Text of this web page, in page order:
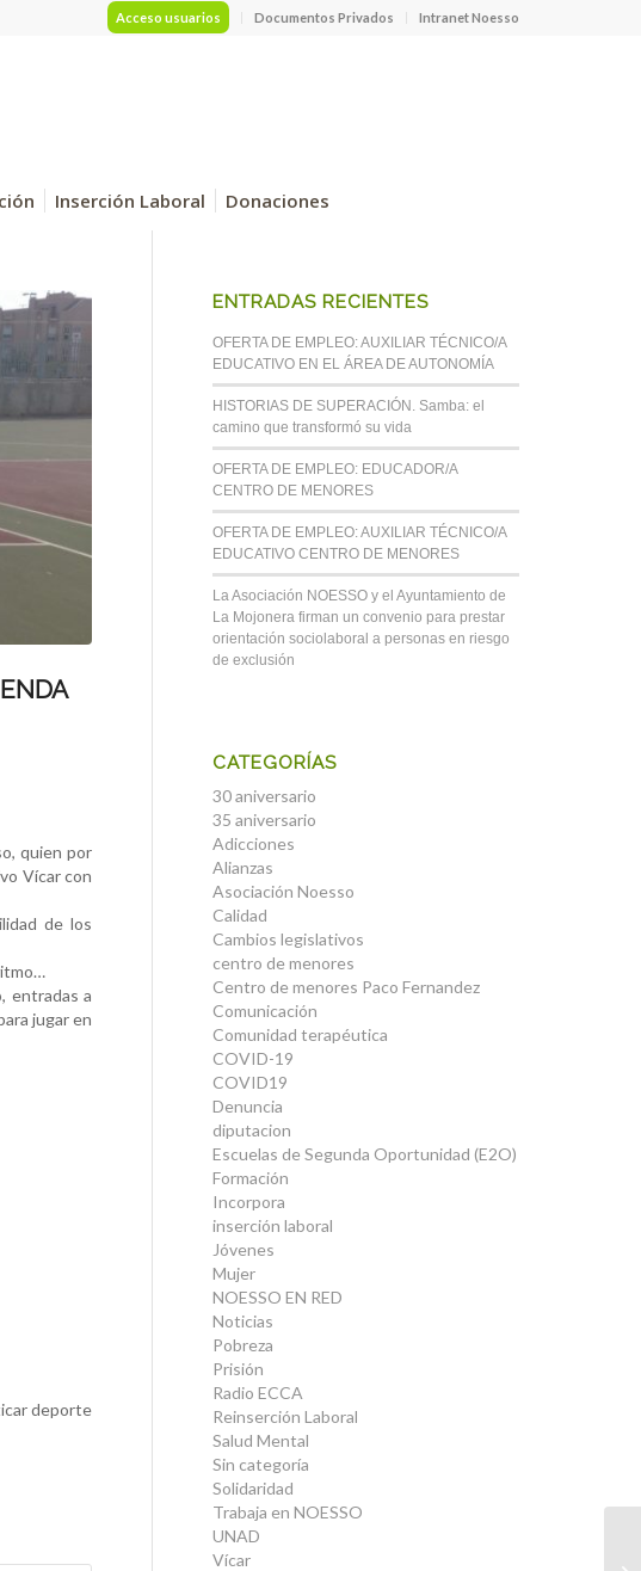
Acceso usuarios Documentos Privados Intranet Noesso
Inserción Laboral Donaciones
quien por
Vícar con
de los
entradas a
jugar en
deporte
ENTRADAS RECIENTES
OFERTA DE EMPLEO: AUXILIAR TÉCNICO/A
EDUCATIVO EN EL ÁREA DE AUTONOMÍA
HISTORIAS DE SUPERACIÓN. Samba: el
camino que transformó su vida
OFERTA DE EMPLEO: EDUCADOR/A
CENTRO DE MENORES
OFERTA DE EMPLEO: AUXILIAR TÉCNICO/A
EDUCATIVO CENTRO DE MENORES
La Asociación NOESSO y el Ayuntamiento de
La Mojonera firman un convenio para prestar
orientación sociolaboral a personas en riesgo
de exclusión
CATEGORÍAS
30 aniversario
35 aniversario
Adicciones
Alianzas
Asociación Noesso
Calidad
Cambios legislativos
centro de menores
Centro de menores Paco Fernandez
Comunicación
Comunidad terapéutica
COVID-19
COVID19
Denuncia
diputacion
Escuelas de Segunda Oportunidad (E2O)
Formación
Incorpora
inserción laboral
Jóvenes
Mujer
NOESSO EN RED
Noticias
Pobreza
Prisión
Radio ECCA
Reinserción Laboral
Salud Mental
Sin categoría
Solidaridad
Trabaja en NOESSO
UNAD
Vícar